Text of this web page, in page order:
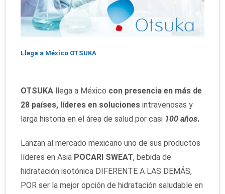
Llega a México OTSUKA
OTSUKA llega a México con presencia en más de
28 países, líderes en soluciones intravenosas y
larga historia en el área de salud por casi 100 años.
Lanzan al mercado mexicano uno de sus productos
líderes en Asia POCARI SWEAT, bebida de
hidratación isotónica DIFERENTE A LAS DEMÁS,
POR ser la mejor opción de hidratación saludable en